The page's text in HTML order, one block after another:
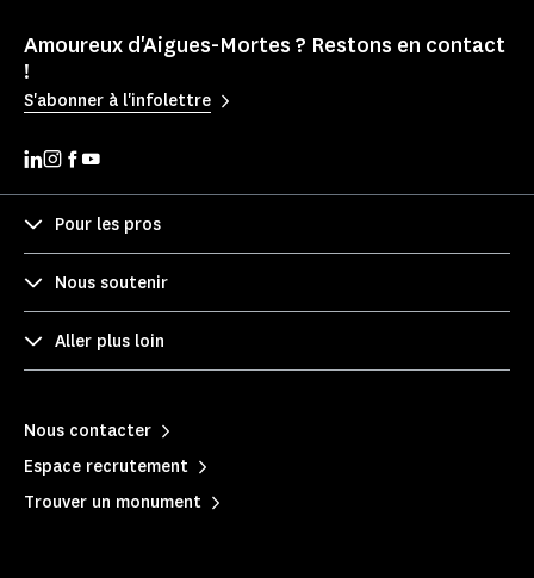
Amoureux d'Aigues-Mortes ? Restons en contact
!
S'abonner à l'infolettre
Pour les pros
Nous soutenir
Aller plus loin
Nous contacter
Espace recrutement
Trouver un monument